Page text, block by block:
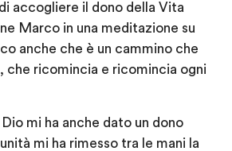
accogliere il dono della Vita
Marco in una meditazione su
anche che è un cammino che
che ricomincia e ricomincia ogni
mi ha anche dato un dono
mi ha rimesso tra le mani la